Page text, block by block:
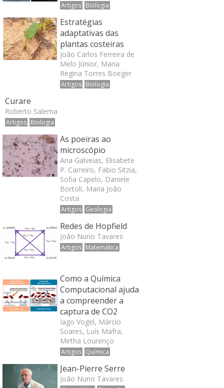
Artigos Biologia
Estratégias
adaptativas das
plantas costeiras
João Carlos Ferreira de
Melo Júnior, Maria
Regina Torres Boeger
Artigos Biologia
Curare
Roberto Salema
Artigos Biologia
As poeiras ao
microscópio
Ana Galveias, Elisabete
P. Carreiro, Fabio Sitzia,
Sofia Capelo, Daniele
Bortoli, Maria João
Costa
Artigos Geologia
Redes de Hopfield
João Nuno Tavares
Artigos Matemática
Como a Química
Computacional ajuda
a compreender a
captura de CO2
Iago Vogel, Márcio
Soares, Luís Mafra,
Mirtha Lourenço
Artigos Química
Jean-Pierre Serre
João Nuno Tavares